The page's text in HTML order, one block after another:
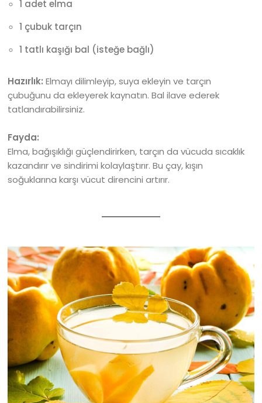
1 adet elma
1 çubuk tarçın
1 tatlı kaşığı bal (isteğe bağlı)
Hazırlık: Elmayı dilimleyip, suya ekleyin ve tarçın
çubuğunu da ekleyerek kaynatın. Bal ilave ederek
tatlandırabilirsiniz.
Fayda:
Elma, bağışıklığı güçlendirirken, tarçın da vücuda sıcaklık
kazandırır ve sindirimi kolaylaştırır. Bu çay, kışın
soğuklarına karşı vücut direncini artırır.